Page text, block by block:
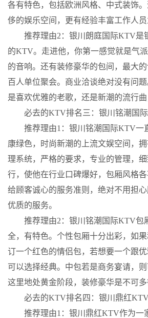
各有特色，包括欧洲风格、中式装饰
侈的娱乐空间，更有经验丰富工作人员
推荐理由2：银川朗庭国际KTV是
的KTV。走进他，你第一感觉就是气
的音响。还有装修豪华的包间，最大
百人单位聚会。商业洽谈绝对没有问
是喜欢优雅的老歌，还是新潮的流行曲
必去的KTV排名三：银川铭潮国
推荐理由1：银川铭潮国际KTV一
康绿色，时尚新潮的上流文娱空间，
理系统，严格的要求，专业的管理，
行，使他在行业口碑爆好，包厢风格
给顾客诚心的服务准则，绝对不用担
优质的服务。
推荐理由2：银川铭潮国际KTV包
全，有特色。个性包厢十分出彩，如
订一个红色的情侣包，若想要一个跟优
可以选择经典。中包若是商务宴请，则
这里地处黄金阶段，装修豪华是不可多
必去的KTV排名四：银川鼎红
推荐理由1：银川鼎红KTV作为一